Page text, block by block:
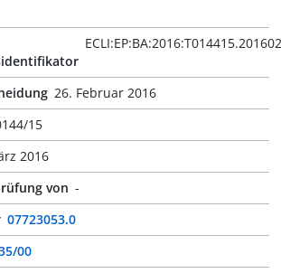
26. Februar 2016
15
2016
von -
07723053.0
00